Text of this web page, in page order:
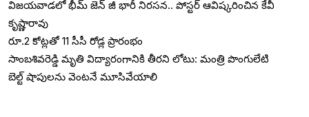
విజయవాడలో భీమ్ జెన్ జీ భారీ నిరసన.. పోస్టర్ ఆవిష్కరించిన కేవీ
కృష్ణారావు
రూ.2 కోట్లతో 11 సీసీ రోడ్ల ప్రారంభం
సాంబశివరెడ్డి మృతి విద్యారంగానికి తీరని లోటు: మంత్రి పొంగులేటి
బెల్ట్‌ షాపులను వెంటనే మూసివేయాలి